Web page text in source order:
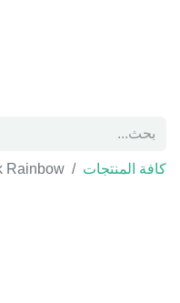
كافة المنتجات Rainbow